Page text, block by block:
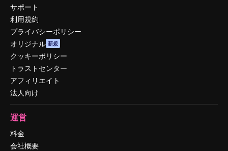
サポート
利用規約
プライバシーポリシー
オリジナル 新規
クッキーポリシー
トラストセンター
アフィリエイト
法人向け
運営
料金
会社概要